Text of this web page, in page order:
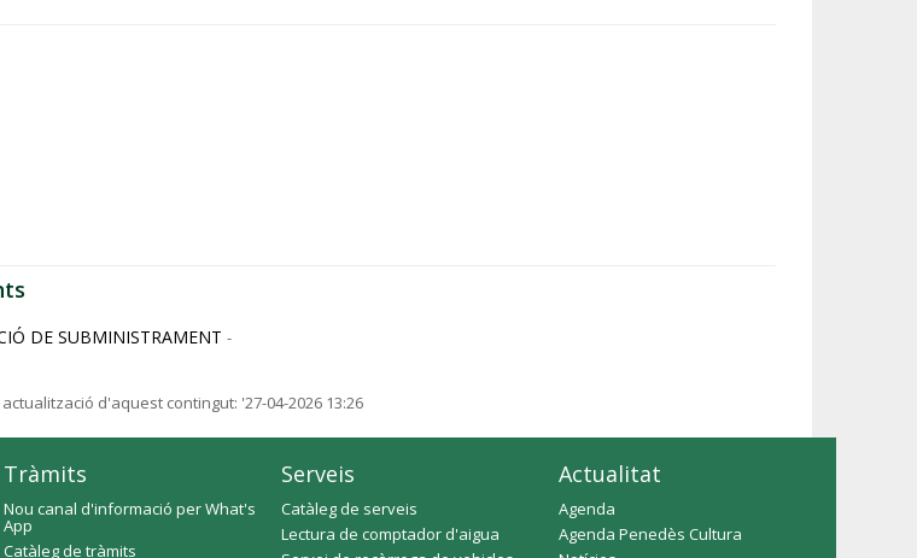
DE SUBMINISTRAMENT-
d'aquest contingut: '27-04-2026 13:26
Tràmits
Nou canal d'informació per What's
App
Catàleg de tràmits
Serveis
Catàleg de serveis
Lectura de comptador d'aigua
Actualitat
Agenda
Agenda Penedès Cultura